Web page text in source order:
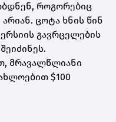
როგორებიც
ცოტა ხნის წინ
გავრცელების
მრავალწლიანი
$100